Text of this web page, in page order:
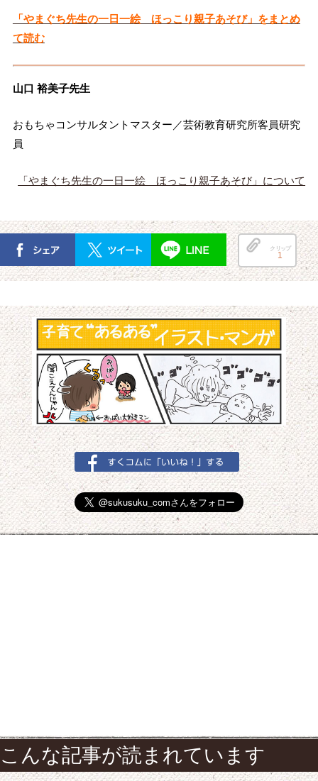
「やまぐち先生の一日一絵 ほっこり親子あそび」をまとめ
て読む
山口 裕美子先生
おもちゃコンサルタントマスター／芸術教育研究所客員研究
員
「やまぐち先生の一日一絵 ほっこり親子あそび」について
クリップ
1
こんな記事が読まれています